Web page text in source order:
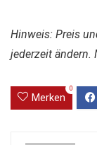
Hinweis: Preis
jederzeit ändern.
Merken
0